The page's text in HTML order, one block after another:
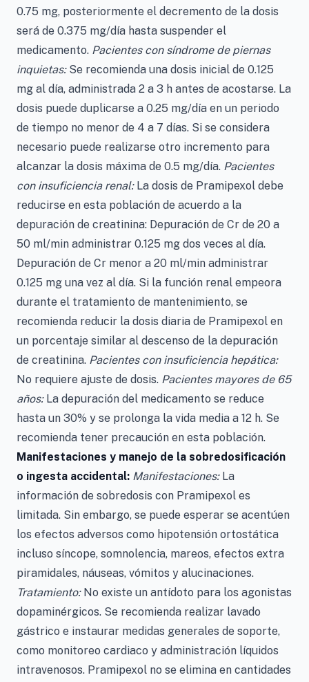
0.75 mg, posteriormente el decremento de la dosis
será de 0.375 mg/día hasta suspender el
medicamento. Pacientes con síndrome de piernas
inquietas:Se recomienda una dosis inicial de 0.125
mg al día, administrada 2 a 3 h antes de acostarse. La
dosis puede duplicarse a 0.25 mg/día en un periodo
de tiempo no menor de 4 a 7 días. Si se considera
necesario puede realizarse otro incremento para
alcanzar la dosis máxima de 0.5 mg/día. Pacientes
con insuficiencia renal:La dosis de Pramipexol debe
reducirse en esta población de acuerdo a la
depuración de creatinina: Depuración de Cr de 20 a
50 ml/min administrar 0.125 mg dos veces al día.
Depuración de Cr menor a 20 ml/min administrar
0.125 mg una vez al día. Si la función renal empeora
durante el tratamiento de mantenimiento, se
recomienda reducir la dosis diaria de Pramipexol en
un porcentaje similar al descenso de la depuración
de creatinina. Pacientes con insuficiencia hepática:
No requiere ajuste de dosis. Pacientes mayores de 65
años:La depuración del medicamento se reduce
hasta un 30% y se prolonga la vida media a 12 h. Se
recomienda tener precaución en esta población.
Manifestaciones y manejo de la sobredosificación
o ingesta accidental: Manifestaciones:La
información de sobredosis con Pramipexol es
limitada. Sin embargo, se puede esperar se acentúen
los efectos adversos como hipotensión ortostática
incluso síncope, somnolencia, mareos, efectos extra
piramidales, náuseas, vómitos y alucinaciones.
Tratamiento:No existe un antídoto para los agonistas
dopaminérgicos. Se recomienda realizar lavado
gástrico e instaurar medidas generales de soporte,
como monitoreo cardiaco y administración líquidos
intravenosos. Pramipexol no se elimina en cantidades